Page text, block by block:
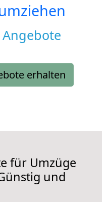
erhalten
für Umzüge
und